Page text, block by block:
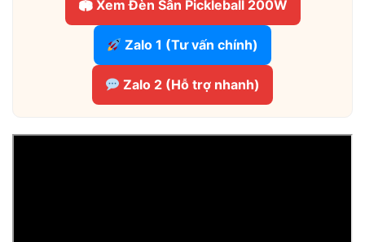
🏟 Xem Đèn Sân Pickleball 200W
Zalo 1 (Tư vấn chính)
Zalo 2 (Hỗ trợ nhanh)